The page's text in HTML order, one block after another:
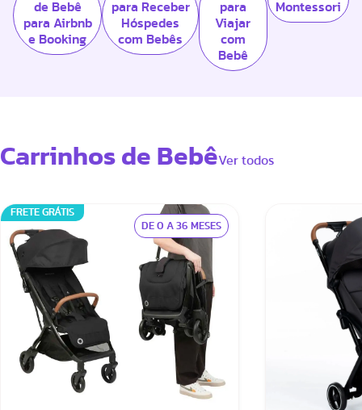
de Bebê
para Airbnb
e Booking
para Receber
Hóspedes
com Bebês
para
Viajar
com
Bebê
Montessori
Carrinhos de BebêVer todos
FRETE GRÁTIS
DE 0 A 36 MESES